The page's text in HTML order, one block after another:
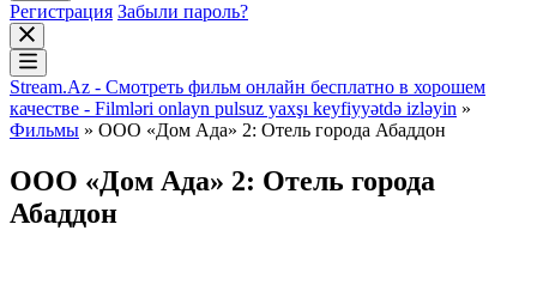
Регистрация Забыли пароль?
Stream.Az - Смотреть фильм онлайн бесплатно в хорошем
качестве - Filmləri onlayn pulsuz yaxşı keyfiyyətdə izləyin »
Фильмы » ООО «Дом Ада» 2: Отель города Абаддон
ООО «Дом Ада» 2: Отель города
Абаддон